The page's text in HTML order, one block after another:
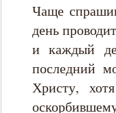
Моисей Оптинский
Никон Оптинский
Нил Синайский
Чаще
день
и каждый
последний
Христу,